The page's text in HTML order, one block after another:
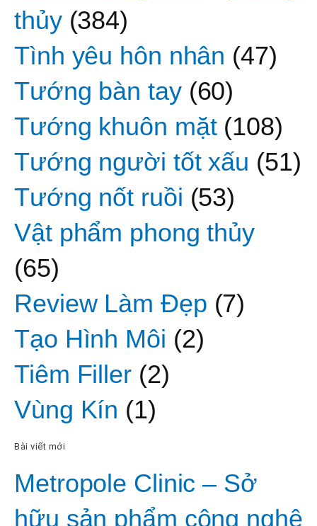
thủy(384)
Tình yêu hôn nhân (47)
Tướng bàn tay(60)
Tướng khuôn mặt(108)
Tướng người tốt xấu (51)
Tướng nốt ruồi (53)
Vật phẩm phong thủy
(65)
Review Làm Đẹp (7)
Tạo Hình Môi (2)
Tiêm Filler(2)
Vùng Kín (1)
Bài viết mới
Metropole Clinic – Sở
hữu sản phẩm công nghệ